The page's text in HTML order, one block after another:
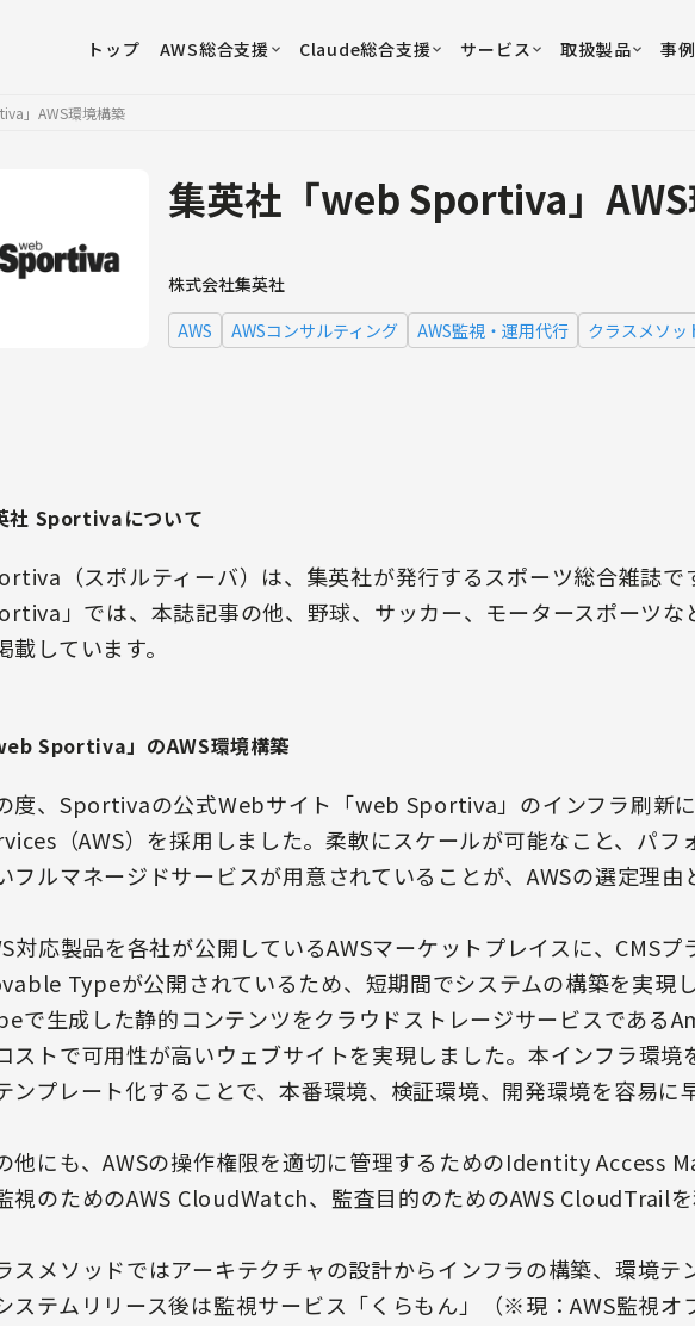
トップ AWS総合支援 Claude総合支援 サービス 取扱製品 事例
」AWS環境構築
集英社「web Sportiva」
株式会社集英社
AWS
AWSコンサルティング AWS監視・運用代行 クラスメソッ
社 Sportivaについて
（スポルティーバ）は、集英社が発行するスポーツ総合雑誌
」では、本誌記事の他、野球、サッカー、モータースポーツな
載しています。
Sportiva」のAWS環境構築
度、Sportivaの公式Webサイト「web Sportiva」のインフラ刷新
（AWS）を採用しました。柔軟にスケールが可能なこと、パフ
フルマネージドサービスが用意されていることが、AWSの選定理由
対応製品を各社が公開しているAWSマーケットプレイスに、CMSプ
Typeが公開されているため、短期間でシステムの構築を実現
で生成した静的コンテンツをクラウドストレージサービスである
ストで可用性が高いウェブサイトを実現しました。本インフラ環
ンプレート化することで、本番環境、検証環境、開発環境を容易に
他にも、AWSの操作権限を適切に管理するためのIdentity Access
視のためのAWS CloudWatch、監査目的のためのAWS CloudTrailを
スメソッドではアーキテクチャの設計からインフラの構築、環境テ
ステムリリース後は監視サービス「くらもん」（※現：AWS監視オ